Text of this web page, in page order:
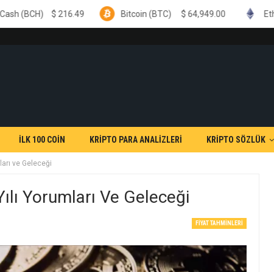
İLK 100 COİN KRİPTO PARA ANALİZLERİ KRİPTO SÖZLÜK
ve Geleceği
Yorumları Ve Geleceği
FIYAT TAHMINLERI
Bitcoin (BTC) $ 64,949.00 Ethereum (ETH) $